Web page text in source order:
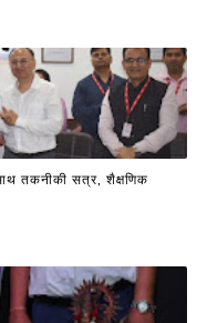
तकनीकी सत्र, शैक्षणिक